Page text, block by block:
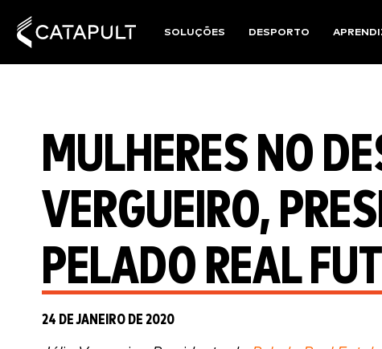
SOLUÇÕES DESPORTO
MULHERES NO
VERGUEIRO,
PELADO REAL
24 DE JANEIRO DE 2020